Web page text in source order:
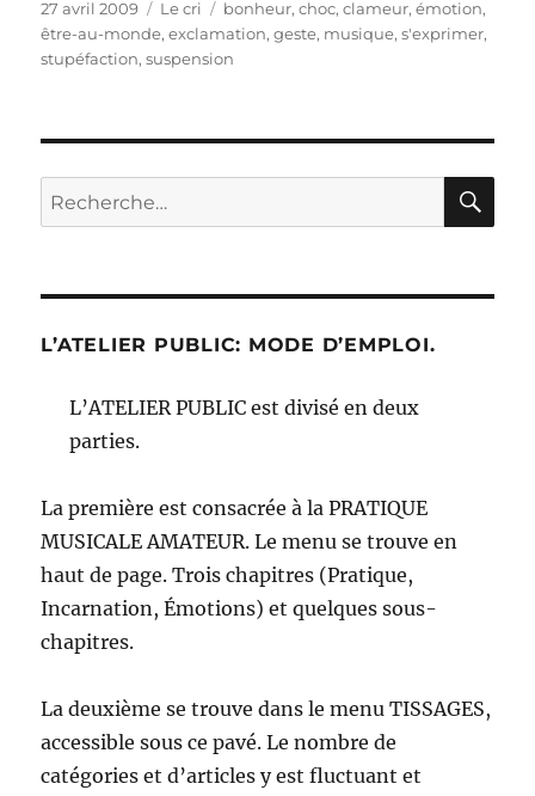
Publié
le
27 avril 2009 Catégories
Le cri Étiquettes
bonheur,choc,clameur,émotion,
être-au-monde,exclamation,geste, musique,s'exprimer,
stupéfaction,suspension
Recherche
pour :
L’ATELIER PUBLIC: MODE D’EMPLOI.
L’ATELIER PUBLIC est divisé en deux
parties.
La première est consacrée à la PRATIQUE
MUSICALE AMATEUR. Le menu se trouve en
haut de page. Trois chapitres (Pratique,
Incarnation, Émotions) et quelques sous-
chapitres.
La deuxième se trouve dans le menu TISSAGES,
accessible sous ce pavé. Le nombre de
catégories et d’articles y est fluctuant et